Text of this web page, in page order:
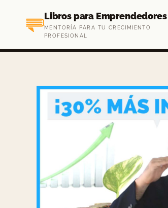
contenido
Libros para Emprendedores
MENTORÍA PARA TU CRECIMIENTO
PROFESIONAL